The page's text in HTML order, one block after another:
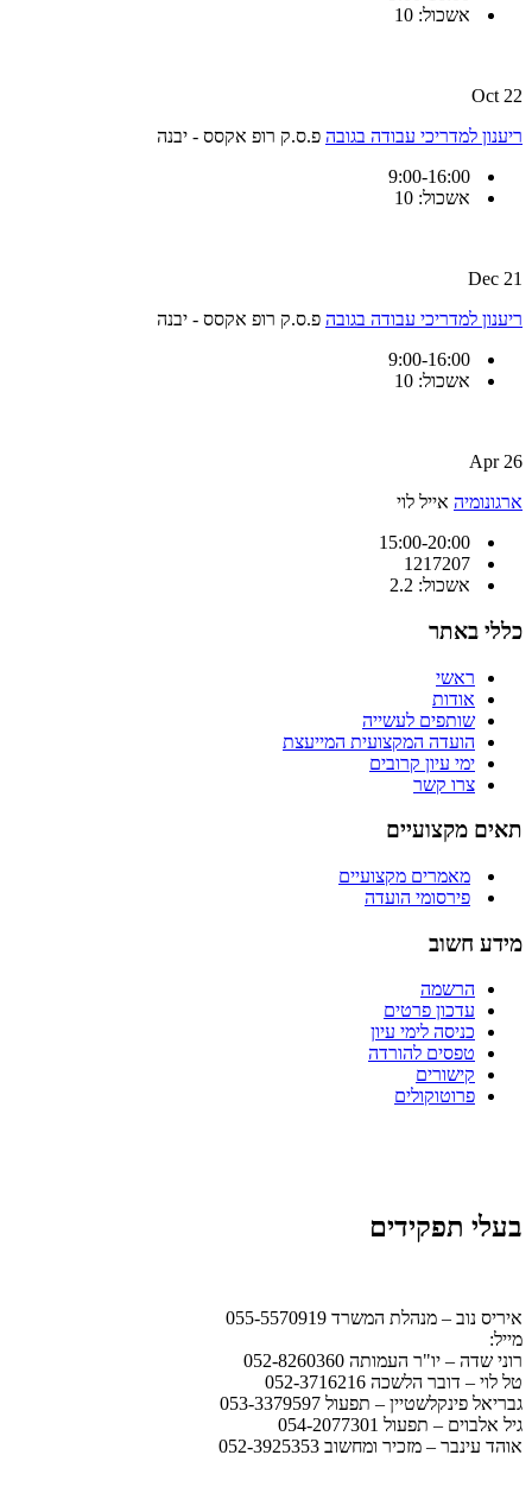
אשכול: 10
22 Oct
ריענון למדריכי עבודה בגובה פ.ס.ק רופ אקסס - יבנה
אשכול: 10
21 Dec
ריענון למדריכי עבודה בגובה פ.ס.ק רופ אקסס - יבנה
אשכול: 10
26 Apr
ארגונומיה אייל לוי
אשכול: 2.2
כללי באתר
ראשי
אודות
שותפים לעשייה
הועדה המקצועית המייעצת
ימי עיון קרובים
צרו קשר
תאים מקצועיים
מאמרים מקצועיים
פירסומי הועדה
מידע חשוב
הרשמה
עדכון פרטים
כניסה לימי עיון
טפסים להורדה
קישורים
פרוטוקולים
בעלי תפקידים
איריס נוב – מנהלת המשרד 055-5570919
מייל:
רוני שדה – יו"ר העמותה 052-8260360
טל לוי – דובר הלשכה 052-3716216
גבריאל פינקלשטיין – תפעול 053-3379597
גיל אלבוים – תפעול 054-2077301
אוהד עינבר – מזכיר ומחשוב 052-3925353